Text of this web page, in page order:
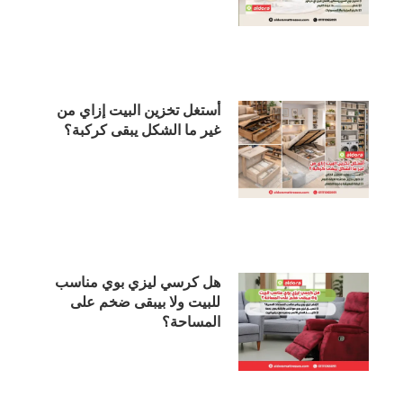
أستغل تخزين البيت إزاي من
غير ما الشكل يبقى كركبة؟
هل كرسي ليزي بوي مناسب
للبيت ولا بيبقى ضخم على
المساحة؟